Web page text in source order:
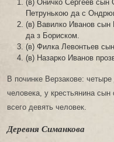
(в) Оничко Сергеев сын
Петрунькою да с
(в) Вавилко Иванов
да з Бориском.
(в) Филка Левонтьев
(в) Назарко Иванов
В починке Верзакове:
человека, у крестьянина
всего девять человек.
Деревня Симанкова